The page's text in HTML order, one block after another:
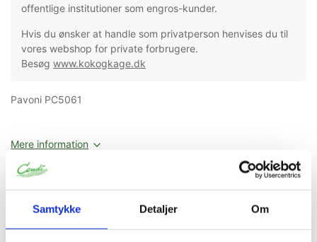
Samtykke Detaljer Om
offentlige institutioner som engros-kunder.
Hvis du ønsker at handle som privatperson henvises du til
vores webshop for private forbrugere.
Besøg www.kokogkage.dk
Pavoni PC5061
Mere information